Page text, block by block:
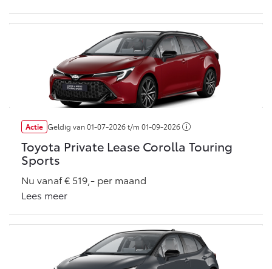
Actie Geldig van01-07-2026t/m 01-09-2026
Toyota Private Lease Corolla Touring
Sports
Nu vanaf € 519,- per maand
Lees meer